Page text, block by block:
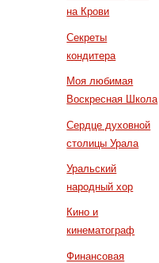
на Крови
Секреты
кондитера
Моя любимая
Воскресная Школа
Сердце духовной
столицы Урала
Уральский
народный хор
Кино и
кинематограф
Финансовая